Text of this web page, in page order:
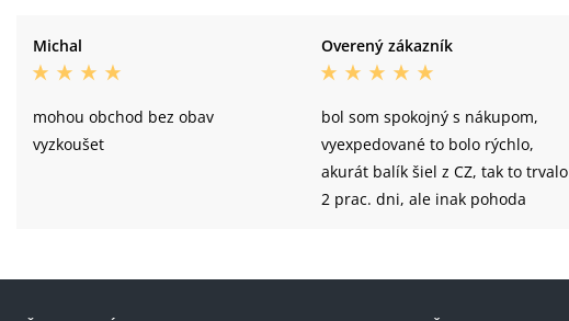
Michal
mohou obchod bez obav
vyzkoušet
Overený zákazník
bol som spokojný s nákupom,
vyexpedované to bolo rýchlo,
akurát balík šiel z CZ, tak to trvalo
2 prac. dni, ale inak pohoda